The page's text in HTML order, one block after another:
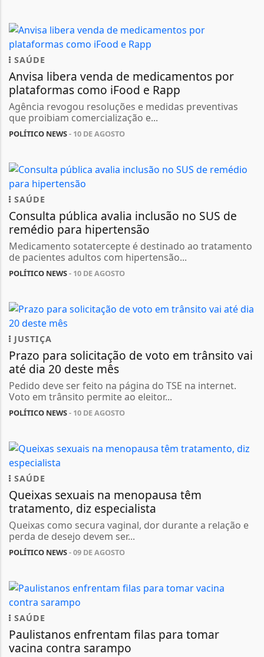
SAÚDE
Anvisa libera venda de medicamentos por
plataformas como iFood e Rapp
Agência revogou resoluções e medidas preventivas
que proibiam comercialização e...
POLÍTICO NEWS- 10 DE AGOSTO
SAÚDE
Consulta pública avalia inclusão no SUS de
remédio para hipertensão
Medicamento sotatercepte é destinado ao tratamento
de pacientes adultos com hipertensão...
POLÍTICO NEWS- 10 DE AGOSTO
JUSTIÇA
Prazo para solicitação de voto em trânsito vai
até dia 20 deste mês
Pedido deve ser feito na página do TSE na internet.
Voto em trânsito permite ao eleitor...
POLÍTICO NEWS- 10 DE AGOSTO
SAÚDE
Queixas sexuais na menopausa têm
tratamento, diz especialista
Queixas como secura vaginal, dor durante a relação e
perda de desejo devem ser...
POLÍTICO NEWS- 09 DE AGOSTO
SAÚDE
Paulistanos enfrentam filas para tomar
vacina contra sarampo